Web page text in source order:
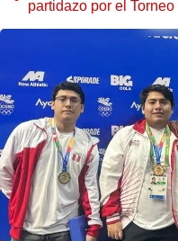
partidazo por el